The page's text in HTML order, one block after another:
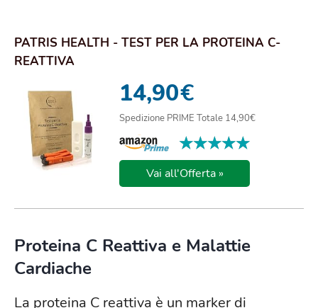
PATRIS HEALTH - TEST PER LA PROTEINA C-
REATTIVA
14,90€
Spedizione PRIME Totale 14,90€
★★★★★
★★★★★
Vai all'Offerta »
Proteina C Reattiva e Malattie
Cardiache
La proteina C reattiva è un marker di